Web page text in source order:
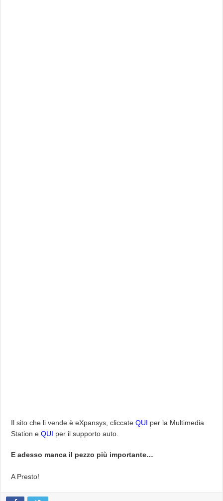
Il sito che li vende è eXpansys, cliccate QUI per la Multimedia
Station eQUI per il supporto auto.
E adesso manca il pezzo più importante…
A Presto!